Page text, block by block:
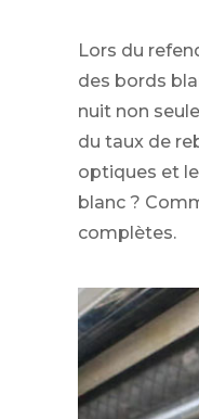
Lors du
des bords
nuit non
du taux de
optiques et
blanc ?
complètes.